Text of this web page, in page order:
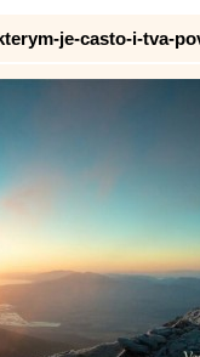
je-casto-i-tva-